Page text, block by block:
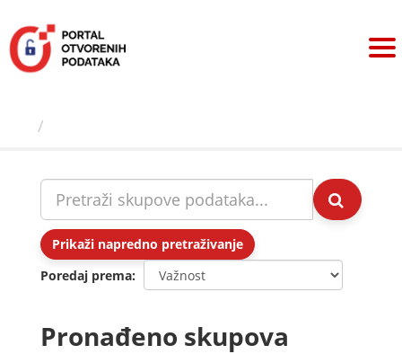
sadržaj
Prikaži napredno pretraživanje
Poredaj prema
Pronađeno skupova